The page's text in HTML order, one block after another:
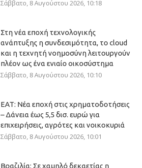
Σάββατο, 8 Αυγούστου 2026, 10:18
Στη νέα εποχή τεχνολογικής
ανάπτυξης η συνδεσιμότητα, το cloud
και η τεχνητή νοημοσύνη λειτουργούν
πλέον ως ένα ενιαίο οικοσύστημα
Σάββατο, 8 Αυγούστου 2026, 10:10
ΕΑΤ: Νέα εποχή στις χρηματοδοτήσεις
– Δάνεια έως 5,5 δισ. ευρώ για
επιχειρήσεις, αγρότες και νοικοκυριά
Σάββατο, 8 Αυγούστου 2026, 10:01
Βραζιλία: Σε χαμηλό δεκαετίας η